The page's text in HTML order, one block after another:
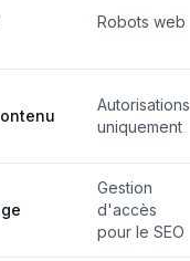
Robots web
Autorisations
uniquement
Gestion
d'accès
pour le SEO